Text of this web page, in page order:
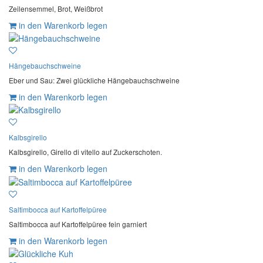
Zeilensemmel, Brot, Weißbrot
in den Warenkorb legen
Hängebauchschweine
Eber und Sau: Zwei glückliche Hängebauchschweine
in den Warenkorb legen
Kalbsgirello
Kalbsgirello, Girello di vitello auf Zuckerschoten.
in den Warenkorb legen
Saltimbocca auf Kartoffelpüree
Saltimbocca auf Kartoffelpüree fein garniert
in den Warenkorb legen